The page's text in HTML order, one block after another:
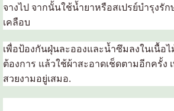
จางไป จากนั้นใช้น้ำยาหรือสเปรย์บำรุงรัก
เคลือบ
เพื่อป้องกันฝุ่นละอองและน้ำซึมลงในเนื้อ
ต้องการ แล้วใช้ผ้าสะอาดเช็ดตามอีกครั้ง
สวยงามอยู่เสมอ.